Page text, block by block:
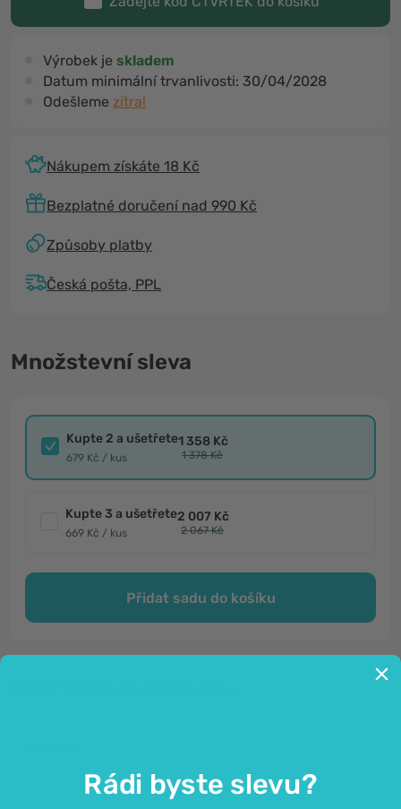
Výrobek je skladem
Datum minimální trvanlivosti: 30/04/2028
Odešleme zítra!
Nákupem získáte 18 Kč
Bezplatné doručení nad 990 Kč
Způsoby platby
Česká pošta, PPL
Množstevní sleva
Kupte 2 a ušetřete
679 Kč / kus
1 358 Kč
1 378 Kč
Kupte 3 a ušetřete
669 Kč / kus
2 007 Kč
2 067 Kč
Přidat sadu do košíku
Výtažek houby Agaricus - pro přirozenou
Rádi byste slevu?